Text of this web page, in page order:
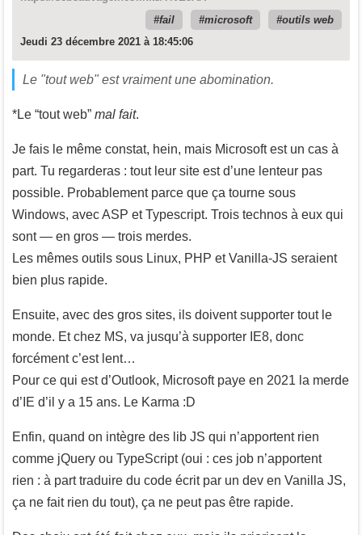
fail
microsoft
outils web
Jeudi 23 décembre 2021 à 18:45:06
Le "tout web" est vraiment une abomination.
*Le “tout web” mal fait.
Je fais le même constat, hein, mais Microsoft est un cas à
part. Tu regarderas : tout leur site est d’une lenteur pas
possible. Probablement parce que ça tourne sous
Windows, avec ASP et Typescript. Trois technos à eux qui
sont — en gros — trois merdes.
Les mêmes outils sous Linux, PHP et Vanilla-JS seraient
bien plus rapide.
Ensuite, avec des gros sites, ils doivent supporter tout le
monde. Et chez MS, va jusqu’à supporter IE8, donc
forcément c’est lent…
Pour ce qui est d’Outlook, Microsoft paye en 2021 la merde
d’IE d’il y a 15 ans. Le Karma :D
Enfin, quand on intègre des lib JS qui n’apportent rien
comme jQuery ou TypeScript (oui : ces job n’apportent
rien : à part traduire du code écrit par un dev en Vanilla JS,
ça ne fait rien du tout), ça ne peut pas être rapide.